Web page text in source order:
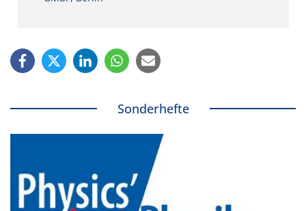
Sonderhefte